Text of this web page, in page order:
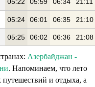
05:24 06:01 06:35 21:10
05:25 06:02 06:36 21:08
Азербайджан -
. Напоминаем, что лето
путешествий и отдыха, а